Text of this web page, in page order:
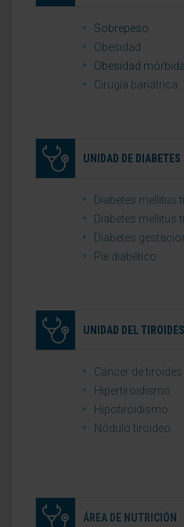
Sobrepeso
Obesidad
Obesidad mórbida
Cirugía bariátrica
UNIDAD DE DIABETES
Diabetes mellitus
Diabetes mellitus
Diabetes
Pie diabético
UNIDAD DEL TIROIDES
Cáncer de tiroides
Hipertiroidismo
Hipotiroidismo
Nódulo tiroideo
ÁREA DE NUTRICIÓN